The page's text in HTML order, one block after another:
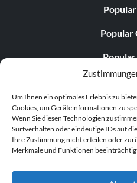
Um Ihnen ein optimales Erlebnis zu
Cookies, um Geräteinformationen zu
Wenn Sie diesen Technologien
Surfverhalten oder eindeutige IDs auf
Ihre Zustimmung nicht erteilen oder
Merkmale und Funktionen
Popular
Popular
Popular
LATEST